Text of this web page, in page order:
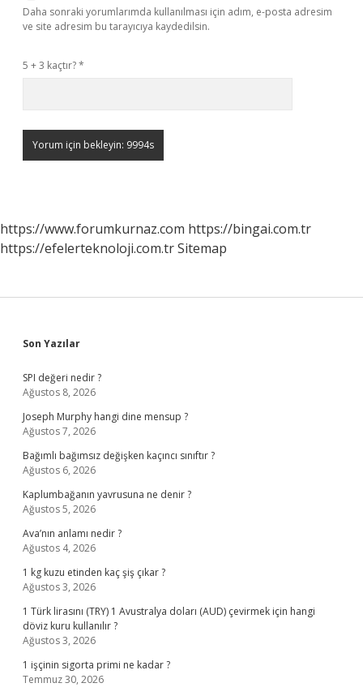
Daha sonraki yorumlarımda kullanılması için adım, e-posta adresim
ve site adresim bu tarayıcıya kaydedilsin.
5 + 3 kaçtır?*
https://www.forumkurnaz.com https://bingai.com.tr
https://efelerteknoloji.com.trSitemap
Sidebar
Son Yazılar
SPI değeri nedir ?
Ağustos 8, 2026
Joseph Murphy hangi dine mensup ?
Ağustos 7, 2026
Bağımlı bağımsız değişken kaçıncı sınıftır ?
Ağustos 6, 2026
Kaplumbağanın yavrusuna ne denir ?
Ağustos 5, 2026
Ava’nın anlamı nedir ?
Ağustos 4, 2026
1 kg kuzu etinden kaç şiş çıkar ?
Ağustos 3, 2026
1 Türk lirasını (TRY) 1 Avustralya doları (AUD) çevirmek için hangi
döviz kuru kullanılır ?
Ağustos 3, 2026
1 işçinin sigorta primi ne kadar ?
Temmuz 30, 2026